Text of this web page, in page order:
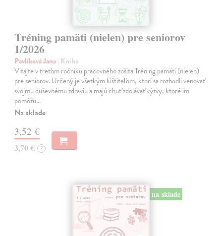
Tréning pamäti (nielen) pre seniorov
1/2026
Pavlíková Jana| Kniha
Vitajte v treťom ročníku pracovného zošita Tréning pamäti (nielen)
pre seniorov. Určený je všetkým lúštiteľom, ktorí sa rozhodli venovať
svojmu duševnému zdraviu a majú chuť zdolávať výzvy, ktoré im
pomôžu…
Na sklade
3,52 €
3,70 € ?
na sklade